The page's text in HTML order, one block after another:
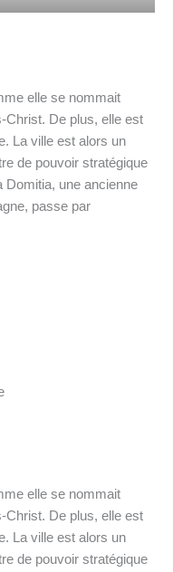
elle se nommait
Christ. De plus, elle est
La ville est alors un
de pouvoir stratégique
Domitia, une ancienne
passe par
elle se nommait
Christ. De plus, elle est
La ville est alors un
de pouvoir stratégique